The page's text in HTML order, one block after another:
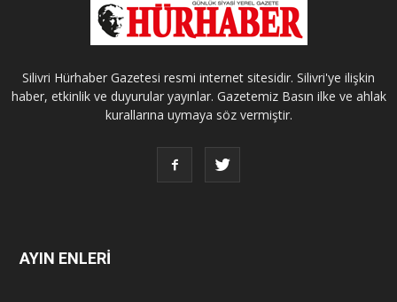
Silivri Hürhaber Gazetesi resmi internet sitesidir. Silivri'ye ilişkin
haber, etkinlik ve duyurular yayınlar. Gazetemiz Basın ilke ve ahlak
kurallarına uymaya söz vermiştir.
AYIN ENLERİ